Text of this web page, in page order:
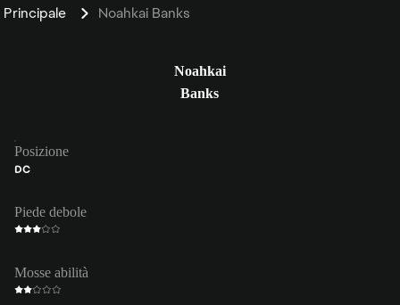
Principale Noahkai Banks
Noahkai
Banks
Posizione
DC
Piede debole
Mosse abilità